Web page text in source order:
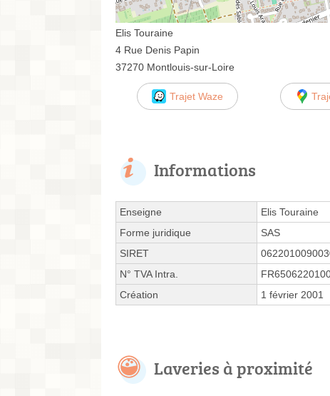
Elis Touraine
4 Rue Denis Papin
37270 Montlouis-sur-Loire
Trajet Waze
Informations
Enseigne
Elis Touraine
Forme juridique
SAS
SIRET
N° TVA Intra.
Création
1 février 2001
Laveries à proximité